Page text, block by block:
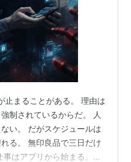
止まることがある。 理由は
制されているからだ。 人
い。 だがスケジュールは
る。 無印良品で三日だけ
はアプリから始まる。打